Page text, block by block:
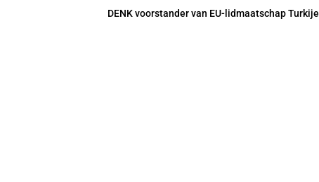
DENK voorstander van EU-lidmaatschap Turkije